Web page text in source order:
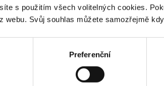
s použitím všech volitelných cookies.
webu. Svůj souhlas můžete samozřejmě
Preferenční